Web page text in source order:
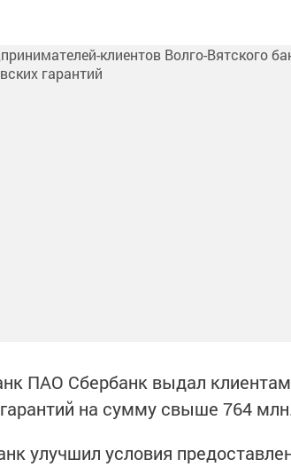
ПАО Сбербанк выдал
на сумму свыше 764
улучшил условия